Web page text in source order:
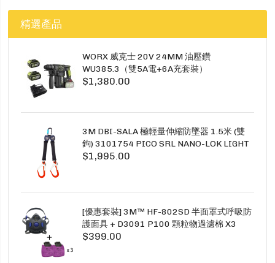
精選產品
WORX 威克士 20V 24MM 油壓鑽
WU385.3（雙5A電+6A充套裝）
$1,380.00
3M DBI-SALA 極輕量伸縮防墜器 1.5米 (雙
鉤) 3101754 PICO SRL NANO-LOK LIGHT
1.5M TWINS
$1,995.00
[優惠套裝] 3M™ HF-802SD 半面罩式呼吸防
護面具 + D3091 P100 顆粒物過濾棉 X3
SECURE CLICK HF-802SD HF-800SD 系列
$399.00